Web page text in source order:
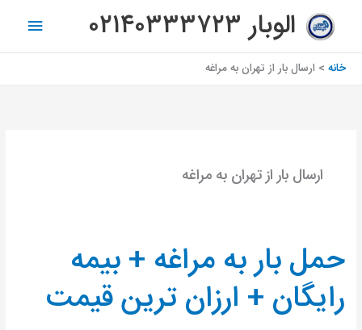
محتوا
الوبار ۰۲۱۴۰۳۳۳۷۲۳
اصلی
خانه ارسال بار از تهران به مراغه
ارسال بار از تهران به مراغه
حمل بار به مراغه + بیمه
رایگان + ارزان ترین قیمت
حمل
بار
مراغه